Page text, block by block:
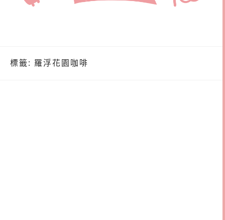
標籤: 羅浮花園咖啡